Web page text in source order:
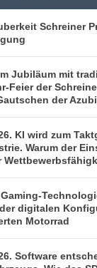
Schreiner
Jubiläum mit
Feier der
der
KI wird zum
Warum der
digitalen
Motorrad
Software